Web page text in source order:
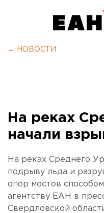
← НОВОСТИ
На реках
начали
На реках Среднего
подрыву льда и
опор мостов
агентству ЕАН в
Свердловской